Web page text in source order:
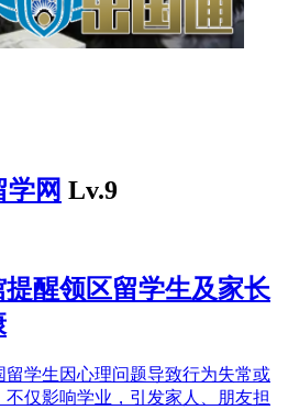
学网 Lv.9
醒领区留学生及家长
留学生因心理问题导致行为失常或
仅影响学业，引发家人、朋友担